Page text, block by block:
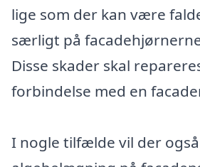
lige som der kan være
særligt på
Disse skader skal
forbindelse med en
I nogle tilfælde vil der